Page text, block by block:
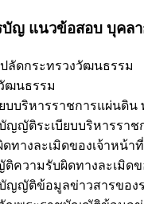
บัญ แนวข้อสอบ บุคล
ลัดกระทรวงวัฒนธรรม
ฒนธรรม
บริหารราชการแผ่นดิน
ญัติระเบียบบริหารราช
างละเมิดของเจ้าหน้าที่
วามรับผิดทางละเมิดข
ญญัติข้อมูลข่าวสารของร